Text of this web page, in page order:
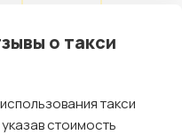
о такси
такси
стоимость